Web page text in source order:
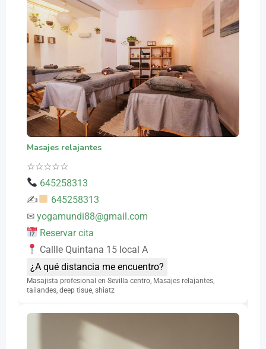
Masajes relajantes
☆☆☆☆☆
645258313
✍
645258313
✉ yogamundi88@gmail.com
Reservar cita
Callle Quintana 15 local A
¿A qué distancia me encuentro?
Masajista profesional en Sevilla centro, Masajes relajantes,
tailandes, deep tisue, shiatz